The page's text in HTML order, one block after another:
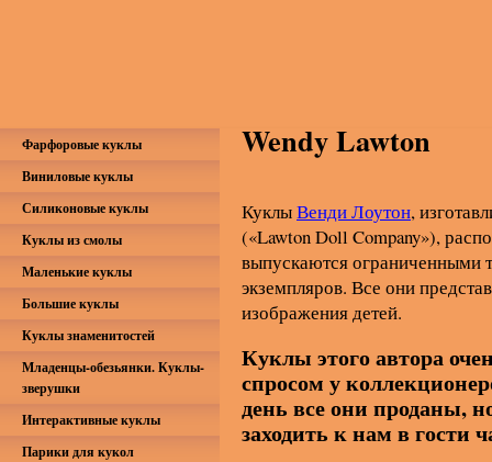
Wendy Lawton
КуклыВенди Лоутон,
(«Lawton Doll Company»),
выпускаются ограниченными
экземпляров. Все они
изображения детей.
Куклы этого автора
спросом у
день все они проданы,
заходить к нам в гости
Фарфоровые куклы
Виниловые куклы
Силиконовые куклы
Куклы из смолы
Маленькие куклы
Большие куклы
Куклы знаменитостей
Младенцы-обезьянки. Куклы-
зверушки
Интерактивные куклы
Парики для кукол